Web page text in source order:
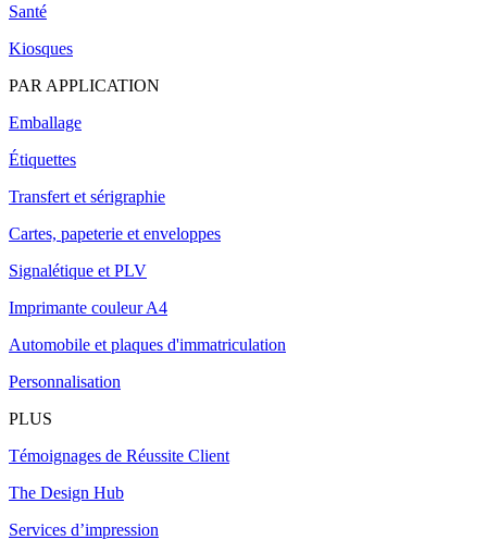
Santé
Kiosques
PAR APPLICATION
Emballage
Étiquettes
Transfert et sérigraphie
Cartes, papeterie et enveloppes
Signalétique et PLV
Imprimante couleur A4
Automobile et plaques d'immatriculation
Personnalisation
PLUS
Témoignages de Réussite Client
The Design Hub
Services d’impression